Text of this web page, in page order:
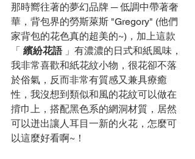
那時嚮往著的夢幻品牌 ─ 低調中帶著奢
華，背包界的勞斯萊斯 "Gregory" (他們
家背包的花色真的超美的~)，加上這款
「 繽紛花語 」有濃濃的日式和紙風味，
我非常喜歡和紙花紋小物，很花卻不落
於俗氣，反而非常有質感又兼具療癒
性，我沒想到類似和風的花紋可以做在
揹巾上，搭配黑色系的網洞材質，居然
可以迸出讓人耳目一新的火花，怎麼可
以這麼好看啊~！